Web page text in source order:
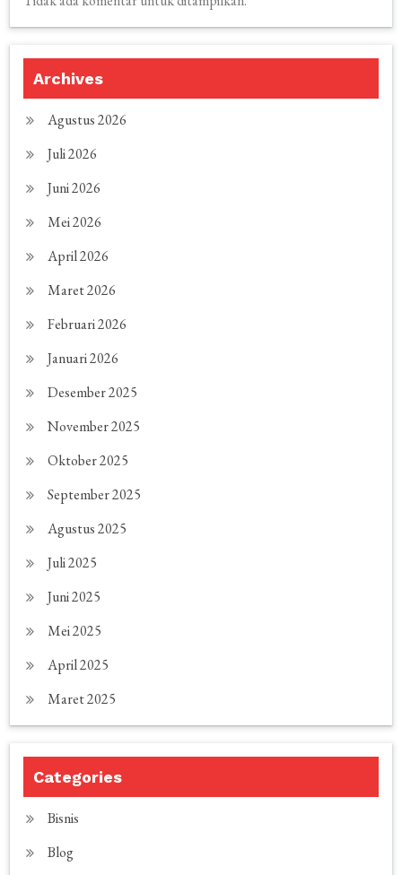
Archives
Agustus 2026
Juli 2026
Juni 2026
Mei 2026
April 2026
Maret 2026
Februari 2026
Januari 2026
Desember 2025
November 2025
Oktober 2025
September 2025
Agustus 2025
Juli 2025
Juni 2025
Mei 2025
April 2025
Maret 2025
Categories
Bisnis
Blog